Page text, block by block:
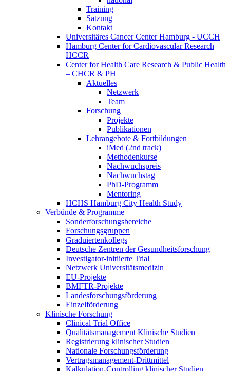
Training
Satzung
Kontakt
Universitäres Cancer Center Hamburg - UCCH
Hamburg Center for Cardiovascular Research
HCCR
Center for Health Care Research & Public Health
– CHCR & PH
Aktuelles
Netzwerk
Team
Forschung
Projekte
Publikationen
Lehrangebote & Fortbildungen
iMed (2nd track)
Methodenkurse
Nachwuchspreis
Nachwuchstag
PhD-Programm
Mentoring
HCHS Hamburg City Health Study
Verbünde & Programme
Sonderforschungsbereiche
Forschungsgruppen
Graduiertenkollegs
Deutsche Zentren der Gesundheitsforschung
Investigator-initiierte Trial
Netzwerk Universitätsmedizin
EU-Projekte
BMFTR-Projekte
Landesforschungsförderung
Einzelförderung
Klinische Forschung
Clinical Trial Office
Qualitätsmanagement Klinische Studien
Registrierung klinischer Studien
Nationale Forschungsförderung
Vertragsmanagement-Drittmittel
Kalkulation-Controlling klinischer Studien